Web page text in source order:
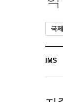
국제
IMS